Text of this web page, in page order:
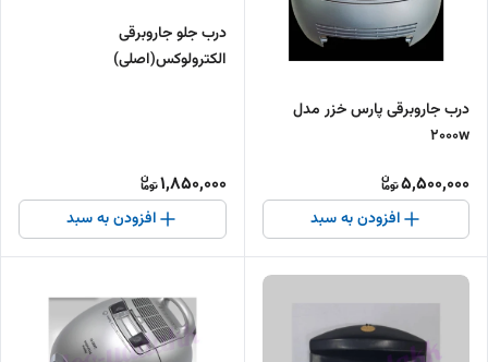
درب جاروبرقی پارس خزر مدل
۲۰۰۰w
5,500,000
افزودن به سبد
درب جلو جاروبرقی
الکترولوکس(اصلی)
1,850,000
افزودن به سبد